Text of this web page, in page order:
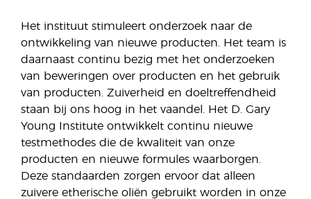
Het instituut stimuleert onderzoek naar de
ontwikkeling van nieuwe producten. Het team is
daarnaast continu bezig met het onderzoeken
van beweringen over producten en het gebruik
van producten. Zuiverheid en doeltreffendheid
staan bij ons hoog in het vaandel. Het D. Gary
Young Institute ontwikkelt continu nieuwe
testmethodes die de kwaliteit van onze
producten en nieuwe formules waarborgen.
Deze standaarden zorgen ervoor dat alleen
zuivere etherische oliën gebruikt worden in onze